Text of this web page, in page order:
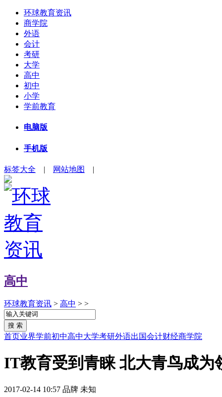
环球教育资讯
商学院
外语
会计
考研
大学
高中
初中
小学
学前教育
电脑版
手机版
标签大全 | 网站地图 |
高中
环球教育资讯 > 高中 > >
首页业界学前初中高中大学考研外语出国会计财经商学院
IT教育受到青睐 北大青鸟成为
2017-02-14 10:57 品牌 未知